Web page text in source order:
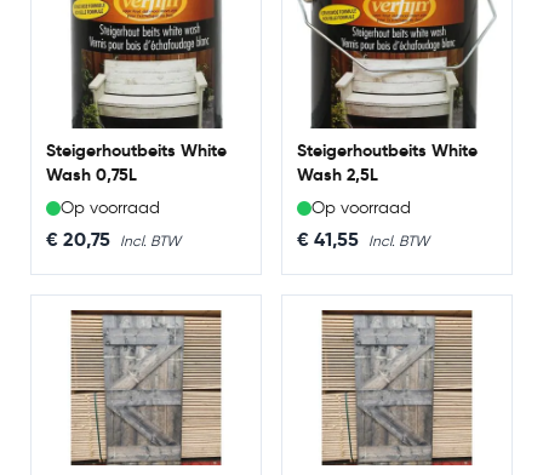
Steigerhoutbeits White
Wash 0,75L
Op voorraad
€ 20,75
Steigerhoutbeits White
Wash 2,5L
Op voorraad
€ 41,55